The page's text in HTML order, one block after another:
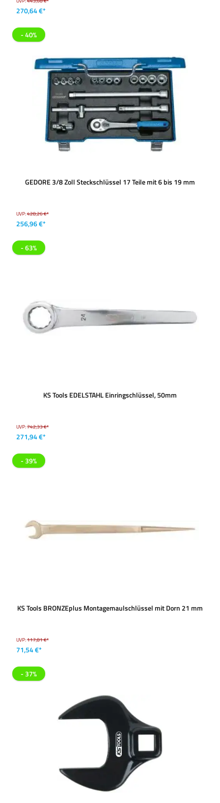
270,64 €*
- 40%
GEDORE 3/8 Zoll Steckschlüssel 17 Teile mit 6 bis 19 mm
UVP:428,26 €*
256,96 €*
- 63%
KS Tools EDELSTAHL Einringschlüssel, 50mm
UVP:742,33 €*
271,94 €*
- 39%
KS Tools BRONZEplus Montagemaulschlüssel mit Dorn 21 mm
UVP:117,81 €*
71,54 €*
- 37%